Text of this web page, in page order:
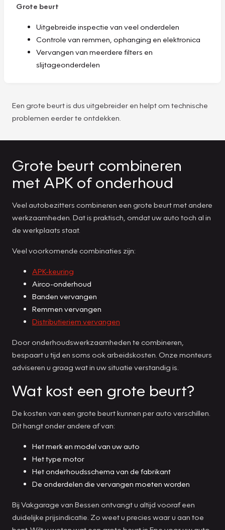
Grote beurt
Uitgebreide inspectie van veel onderdelen
Controle van remmen, ophanging en elektronica
Vervangen van meerdere filters en
slijtageonderdelen
Een grote beurt is dus uitgebreider en helpt om technische
problemen eerder te ontdekken.
Grote beurt combineren
met APK of onderhoud
Veel autobezitters combineren een grote beurt met andere
werkzaamheden. Dat is praktisch, omdat uw auto toch al in
de werkplaats staat.
Veel voorkomende combinaties zijn:
APK-keuring
Airco-onderhoud
Banden vervangen
Remmen vervangen
Distributieriem vervangen
Door onderhoudswerkzaamheden te combineren,
bespaart u tijd en soms ook arbeidskosten. Onze monteurs
adviseren u graag wat in uw situatie verstandig is.
Wat kost een grote beurt?
De kosten van een grote beurt kunnen per auto verschillen.
Dit hangt onder andere af van:
Het merk en model van uw auto
Het type motor
Het onderhoudsschema van de fabrikant
De onderdelen die vervangen moeten worden
Bij Vakgarage van Bessen ontvangt u altijd vooraf een
duidelijke prijsindicatie. Zo weet u precies waar u aan toe